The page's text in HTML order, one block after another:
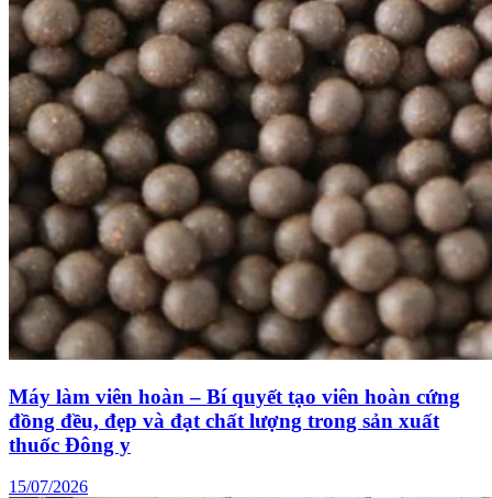
Máy làm viên hoàn – Bí quyết tạo viên hoàn cứng
đồng đều, đẹp và đạt chất lượng trong sản xuất
thuốc Đông y
15/07/2026